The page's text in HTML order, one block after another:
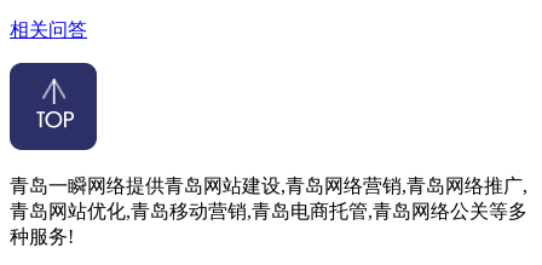
相关问答
青岛一瞬网络提供青岛网站建设,青岛网络营销,青岛网络推广,
青岛网站优化,青岛移动营销,青岛电商托管,青岛网络公关等多
种服务!